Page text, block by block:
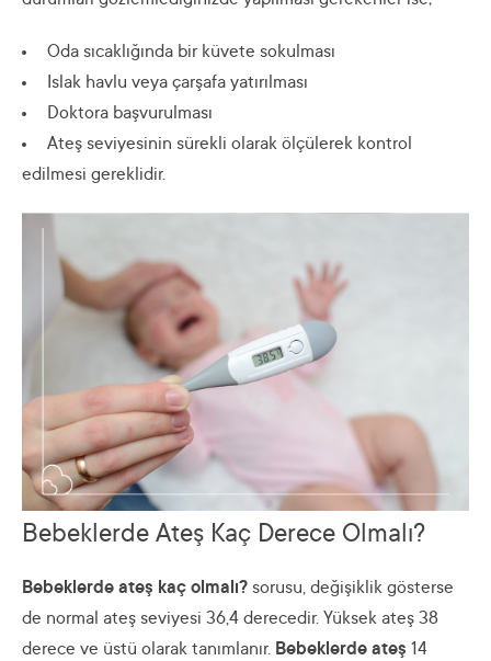
Oda sıcaklığında bir küvete sokulması
Islak havlu veya çarşafa yatırılması
Doktora başvurulması
Ateş seviyesinin sürekli olarak ölçülerek kontrol
edilmesi gereklidir.
Bebeklerde Ateş Kaç Derece Olmalı?
Bebeklerde ateş kaç olmalı? sorusu, değişiklik gösterse
de normal ateş seviyesi 36,4 derecedir. Yüksek ateş 38
derece ve üstü olarak tanımlanır. Bebeklerde ateş 14